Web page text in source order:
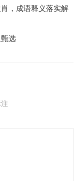
，成语释义落实解
选